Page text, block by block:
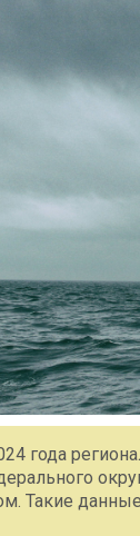
года
Такие